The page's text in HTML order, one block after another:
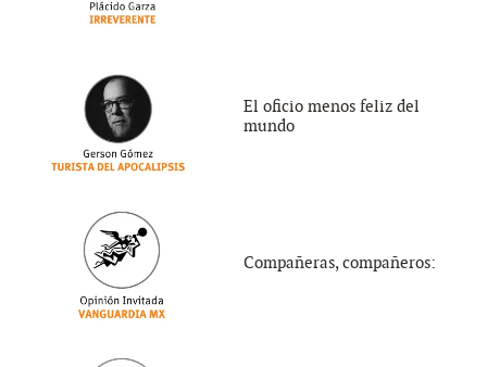
El oficio menos feliz del
mundo
Compañeras, compañeros: